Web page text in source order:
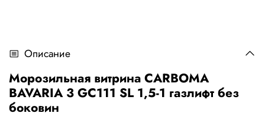
Описание
Морозильная витрина CARBOMA
BAVARIA 3 GC111 SL 1,5-1 газлифт без
боковин